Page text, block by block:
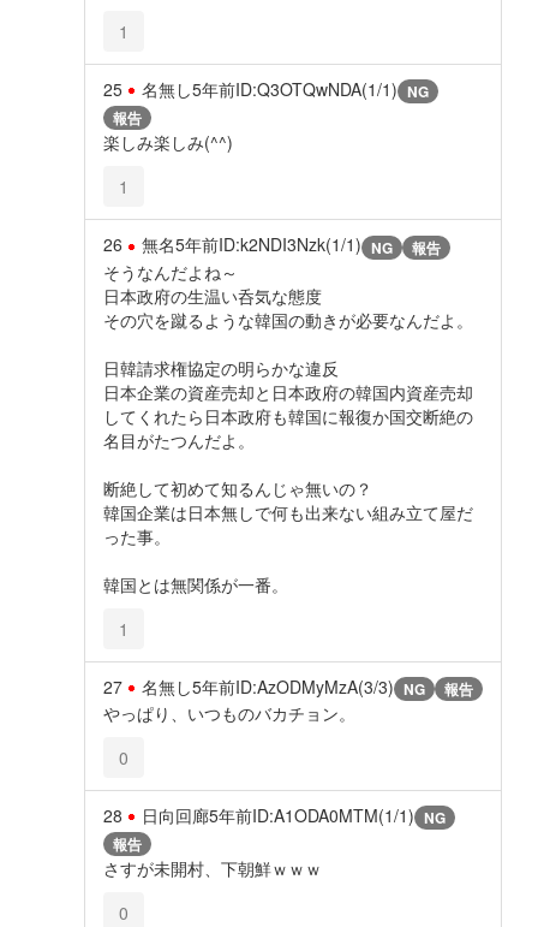
1
25 名無し5年前ID:Q3OTQwNDA(1/1) NG
報告
楽しみ楽しみ(^^)
1
26 無名5年前ID:k2NDI3Nzk(1/1) NG 報告
そうなんだよね～
日本政府の生温い呑気な態度
その穴を蹴るような韓国の動きが必要なんだよ。
日韓請求権協定の明らかな違反
日本企業の資産売却と日本政府の韓国内資産売却
してくれたら日本政府も韓国に報復か国交断絶の
名目がたつんだよ。
断絶して初めて知るんじゃ無いの？
韓国企業は日本無しで何も出来ない組み立て屋だ
った事。
韓国とは無関係が一番。
1
27 名無し5年前ID:AzODMyMzA(3/3) NG 報告
やっぱり、いつものバカチョン。
0
28 日向回廊5年前ID:A1ODA0MTM(1/1) NG
報告
さすが未開村、下朝鮮ｗｗｗ
0